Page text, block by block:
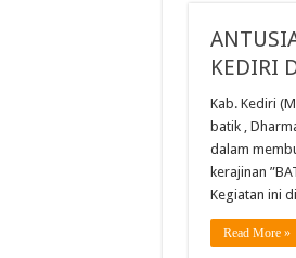
KEDIRI
Kab. Kediri
batik ,
dalam
kerajinan
Kegiatan ini
Read More »